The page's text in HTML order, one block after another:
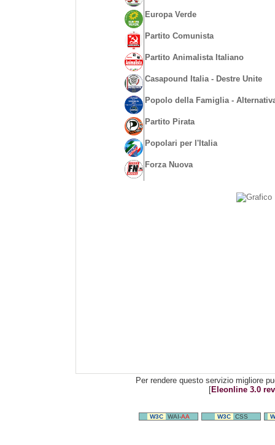
Europa Verde
Partito Comunista
Partito Animalista Italiano
Casapound Italia - Destre Unite
Popolo della Famiglia -
Partito Pirata
Popolari per l'Italia
Forza Nuova
Per rendere questo servizio migliore
[Eleonline 3.0
W3C WAI-AA W3C CSS